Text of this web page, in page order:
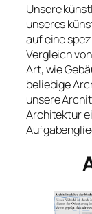
Unsere
unseres
auf eine
Vergleich
Art, wie
beliebige
unsere
Architektur